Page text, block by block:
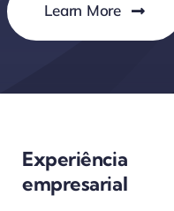
Learn More
Experiência
empresarial